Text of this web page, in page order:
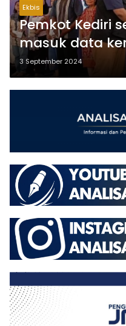
Ekbis
Pemkot Kediri
masuk data
3 September 2024